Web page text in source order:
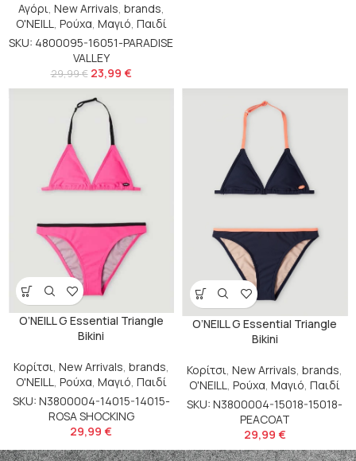
Αγόρι, New Arrivals, brands,
O'NEILL, Ρούχα, Μαγιό, Παιδί
SKU: 4800095-16051-PARADISE
VALLEY
29,99€ 23,99 €
O’NEILL G Essential Triangle
Bikini
Κορίτσι, New Arrivals, brands,
O'NEILL, Ρούχα, Μαγιό, Παιδί
SKU: N3800004-14015-14015-
ROSA SHOCKING
29,99 €
O’NEILL G Essential Triangle
Bikini
Κορίτσι ,New Arrivals ,brands
O'NEILL
,Ρούχα ,Μαγιό ,Παιδί
SKU: N3800004-15018-15018-
PEACOAT
29,99 €